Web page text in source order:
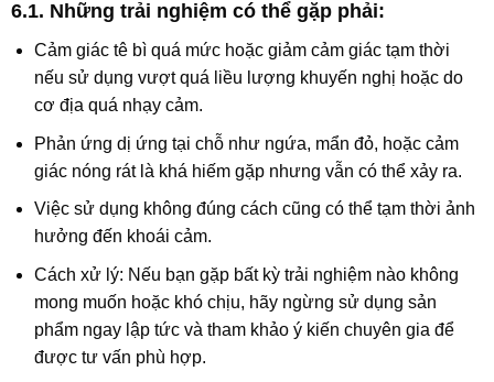
6.1. Những trải nghiệm có thể gặp phải:
Cảm giác tê bì quá mứchoặc giảm cảm giác tạm thời
nếu sử dụng vượt quá liều lượng khuyến nghị hoặc do
cơ địa quá nhạy cảm.
Phản ứng dị ứng tại chỗ như ngứa, mẩn đỏ, hoặc cảm
giác nóng rátlà khá hiếm gặp nhưng vẫn có thể xảy ra.
Việc sử dụng không đúng cách cũng có thể tạm thời ảnh
hưởng đến khoái cảm.
Cách xử lý: Nếu bạn gặp bất kỳ trải nghiệm nào không
mong muốn hoặc khó chịu, hãy ngừng sử dụng sản
phẩm ngay lập tức và tham khảo ý kiến chuyên gia để
được tư vấn phù hợp.